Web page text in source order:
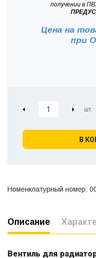
получении в
Цена на
при
В
Номенклатурный номер:
Описание
Вентиль для